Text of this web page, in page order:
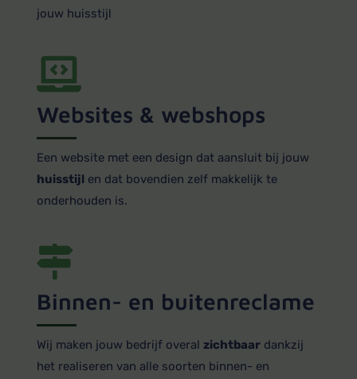
jouw huisstijl
Websites & webshops
Een website met een design dat aansluit bij jouw
huisstijlen dat bovendien zelf makkelijk te
onderhouden is.
Binnen- en buitenreclame
Wij maken jouw bedrijf overal zichtbaardankzij
het realiseren van alle soorten binnen- en